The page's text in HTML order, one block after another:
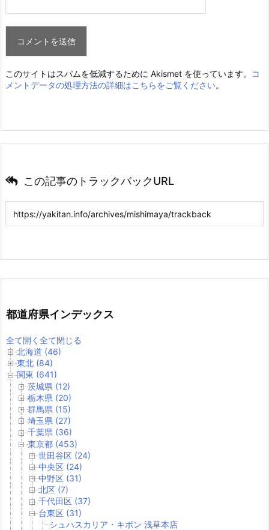
このサイトはスパムを低減するために Akismet を使っています。
コ
メントデータの処理方法の詳細はこちらをご覧ください。
この記事のトラックバックURL
都道府県インデックス
全て開く 全て閉じる
北海道 (46)
東北 (84)
関東 (641)
茨城県 (12)
栃木県 (20)
群馬県 (15)
埼玉県 (27)
千葉県 (36)
東京都 (453)
世田谷区 (24)
中央区 (24)
中野区 (31)
北区 (7)
千代田区 (37)
台東区 (31)
シュハスカリア・キボン 浅草本店